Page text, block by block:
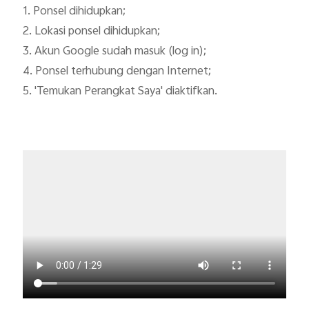
1. Ponsel dihidupkan;
2. Lokasi ponsel dihidupkan;
3. Akun Google sudah masuk (log in);
4. Ponsel terhubung dengan Internet;
5. 'Temukan Perangkat Saya' diaktifkan.